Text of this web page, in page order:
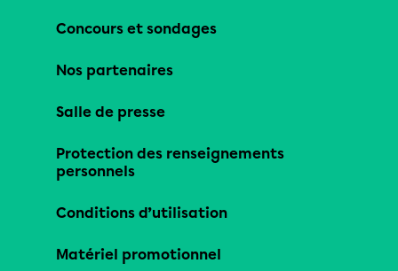
Concours et sondages
Nos partenaires
Salle de presse
Protection des renseignements
personnels
Conditions d’utilisation
Matériel promotionnel